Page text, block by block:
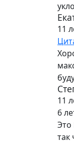
11
11
6
Это
так